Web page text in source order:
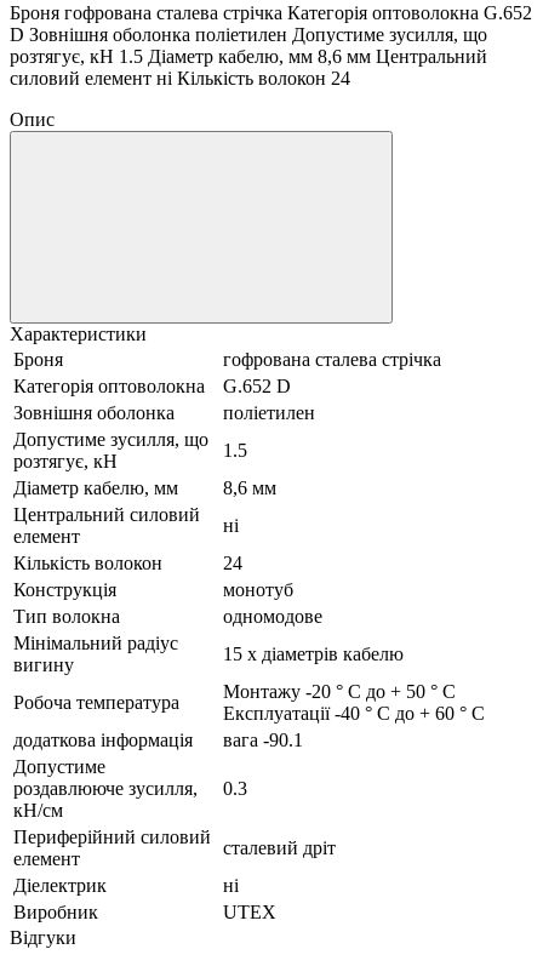
Броня гофрована сталева стрічка Категорія оптоволокна G.652
D Зовнішня оболонка поліетилен Допустиме зусилля, що
розтягує, кН 1.5 Діаметр кабелю, мм 8,6 мм Центральний
силовий елемент ні Кількість волокон 24
Опис
Характеристики
Броня
гофрована сталева стрічка
Категорія оптоволокна
G.652 D
Зовнішня оболонка
поліетилен
Допустиме зусилля, що
розтягує, кН
1.5
Діаметр кабелю, мм
8,6 мм
Центральний силовий
елемент
ні
Кількість волокон
24
Конструкція
монотуб
Тип волокна
одномодове
Мінімальний радіус
вигину
15 х діаметрів кабелю
Робоча температура
Монтажу -20 ° C до + 50 ° C
Експлуатації -40 ° C до + 60 ° C
додаткова інформація
вага -90.1
Допустиме
роздавлююче зусилля,
кН/см
0.3
Периферійний силовий
елемент
сталевий дріт
Діелектрик
ні
Виробник
UTEX
Відгуки